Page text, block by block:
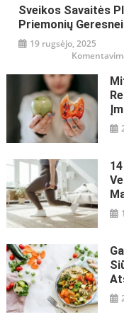
Sveikos Savaitės
Priemonių
19 rugsėjo, 2025